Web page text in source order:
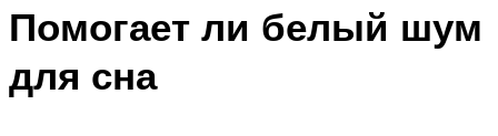
Помогает ли белый шум
для сна